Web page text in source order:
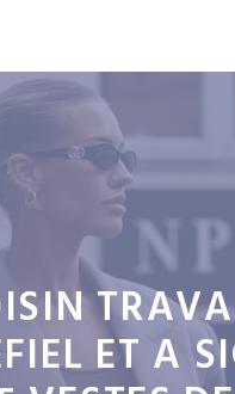
ET A